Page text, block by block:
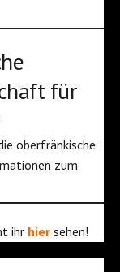
für
oberfränkische
zum
ihr hier sehen!